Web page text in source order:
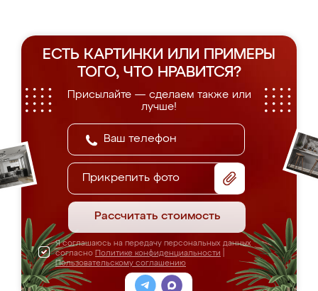
ЕСТЬ КАРТИНКИ ИЛИ ПРИМЕРЫ
ТОГО, ЧТО НРАВИТСЯ?
Присылайте — сделаем также или
лучше!
Прикрепить фото
Рассчитать стоимость
Я соглашаюсь на передачу персональных данных
согласно Политике конфиденциальности
Пользовательскому соглашению